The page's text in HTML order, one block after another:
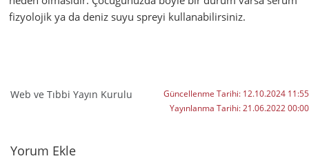
fizyolojik ya da deniz suyu spreyi kullanabilirsiniz.
Web ve Tıbbi Yayın Kurulu Güncellenme Tarihi: 12.10.2024 11:55
Yayınlanma Tarihi:21.06.2022 00:00
Yorumlar
Yorum Ekle